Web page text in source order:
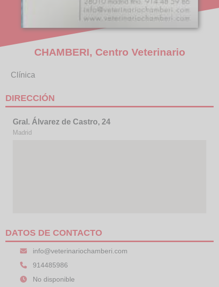
CHAMBERI, Centro Veterinario
Clínica
DIRECCIÓN
Gral. Álvarez de Castro, 24
Madrid
DATOS DE CONTACTO
info@veterinariochamberi.com
914485986
No disponible